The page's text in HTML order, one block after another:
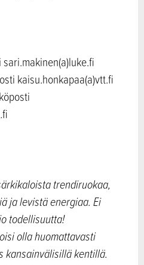
kaisu.honkapaa(a)vtt.fi
trendiruokaa,
ja levistä energiaa. Ei
todellisuutta!
olla huomattavasti
kansainvälisillä kentillä.